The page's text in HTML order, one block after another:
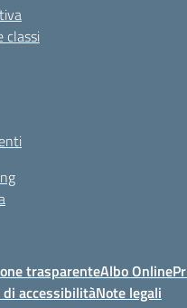
classi
trasparenteAlbo Online
di accessibilitàNote legali